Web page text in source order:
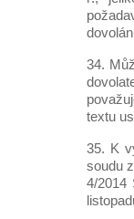
34.
textu
35. K
soudu
4/2014